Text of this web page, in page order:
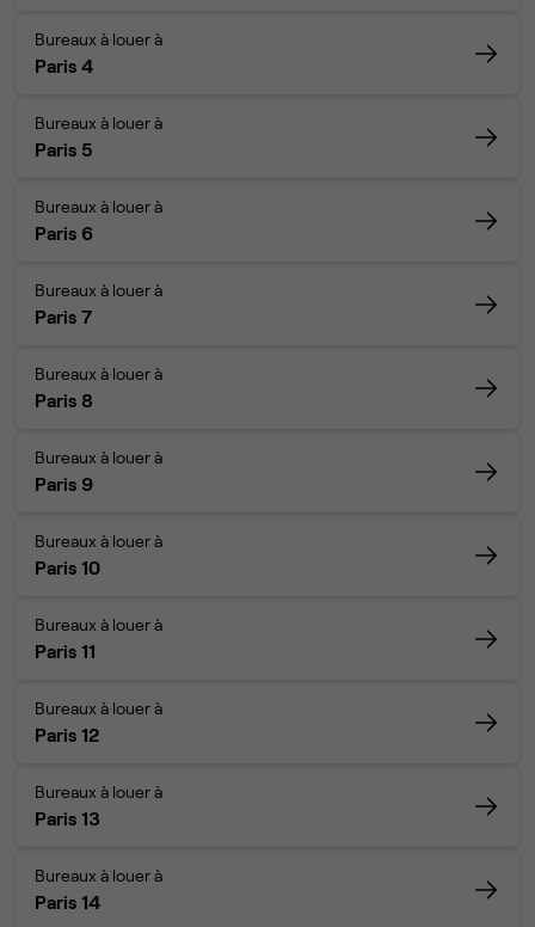
Bureaux à louer à
Paris 4
Bureaux à louer à
Paris 5
Bureaux à louer à
Paris 6
Bureaux à louer à
Paris 7
Bureaux à louer à
Paris 8
Bureaux à louer à
Paris 9
Bureaux à louer à
Paris 10
Bureaux à louer à
Paris 11
Bureaux à louer à
Paris 12
Bureaux à louer à
Paris 13
Bureaux à louer à
Paris 14